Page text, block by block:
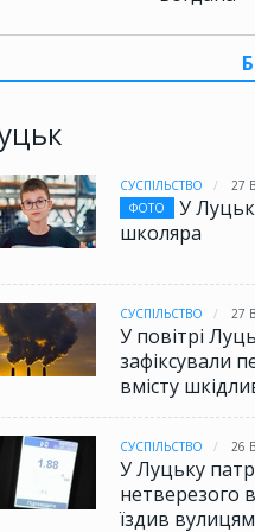
СУСПІЛЬСТВО
27
ФОТО
У
школяра
СУСПІЛЬСТВО 27
У повітрі
зафіксували
вмісту
СУСПІЛЬСТВО 26
У Луцьку
нетверезого
їздив